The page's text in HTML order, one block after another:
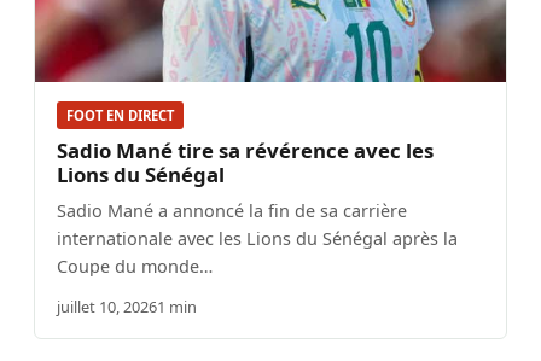
FOOT EN DIRECT
Sadio Mané tire sa révérence avec les
Lions du Sénégal
Sadio Mané a annoncé la fin de sa carrière
internationale avec les Lions du Sénégal après la
Coupe du monde…
juillet 10, 20261 min